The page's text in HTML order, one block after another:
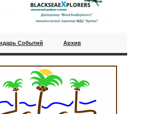
Событий Архив